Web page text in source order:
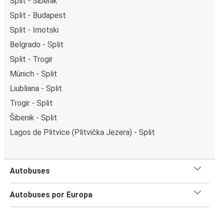
Split - Budapest
Split - Imotski
Belgrado - Split
Split - Trogir
Múnich - Split
Liubliana - Split
Trogir - Split
Šibenik - Split
Lagos de Plitvice (Plitvička Jezera) - Split
Autobuses
Autobuses por Europa